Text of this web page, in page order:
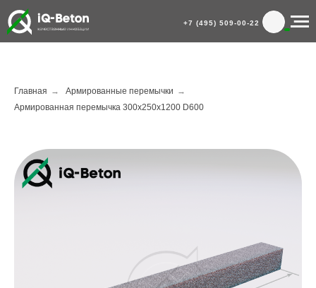
+7 (495) 509-00-22
Главная → Армированные перемычки →
Армированная перемычка 300х250х1200 D600